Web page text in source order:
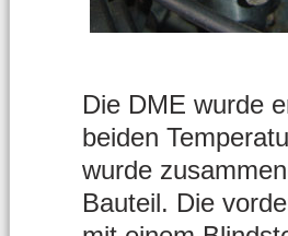
Die DME wurde
beiden
wurde
Bauteil. Die